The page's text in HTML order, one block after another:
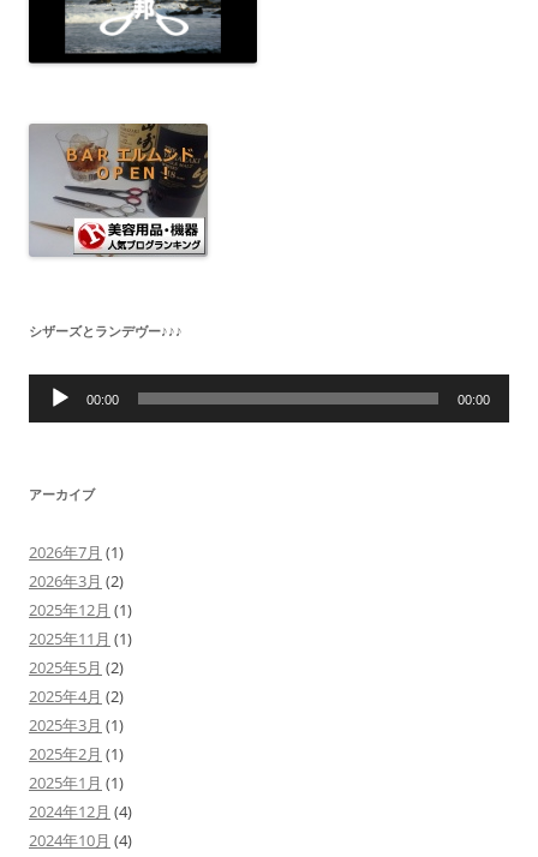
シザーズとランデヴー♪♪♪
音
00:00 00:00
アーカイブ
2026年7月 (1)
2026年3月 (2)
2025年12月 (1)
2025年11月 (1)
2025年5月 (2)
2025年4月 (2)
2025年3月 (1)
2025年2月 (1)
2025年1月 (1)
2024年12月 (4)
2024年10月 (4)